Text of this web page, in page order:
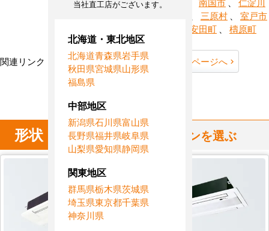
三原村
室戸市
安田町 檮原町
関連リンク： TOPページへ
高知県全域ページへ
高知県直工店所在地
形状 からハウジングエアコンを選ぶ
当社直工店がございます。
北海道・東北地区
北海道青森県岩手県
秋田県宮城県山形県
福島県
中部地区
新潟県石川県富山県
長野県福井県岐阜県
山梨県愛知県静岡県
関東地区
群馬県栃木県茨城県
埼玉県東京都千葉県
神奈川県